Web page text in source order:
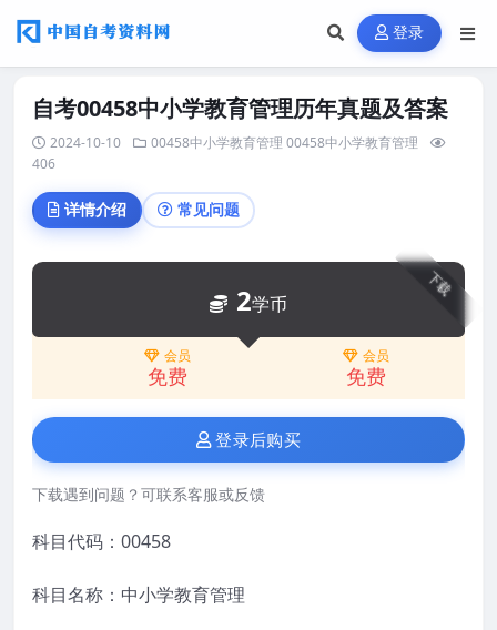
登录
自考00458中小学教育管理历年真题及答案
2024-10-10 00458中小学教育管理 00458中小学教育管理
406
详情介绍 常见问题
下载
2学币
会员
免费
会员
免费
登录后购买
下载遇到问题？可联系客服或反馈
科目代码：00458
科目名称：中小学教育管理